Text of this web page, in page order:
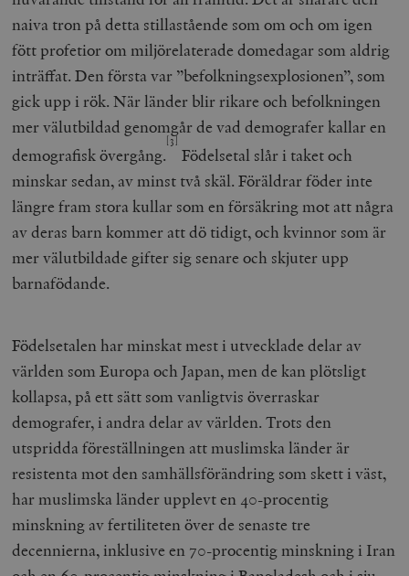
naiva tron på detta stillastående som om och om igen
fött profetior om miljörelaterade domedagar som aldrig
inträffat. Den första var ”befolkningsexplosionen”, som
gick upp i rök. När länder blir rikare och befolkningen
mer välutbildad genomgår de vad demografer kallar en
demografisk övergång.
[3]
Födelsetal slår i taket och
minskar sedan, av minst två skäl. Föräldrar föder inte
längre fram stora kullar som en försäkring mot att några
av deras barn kommer att dö tidigt, och kvinnor som är
mer välutbildade gifter sig senare och skjuter upp
barnafödande.
Födelsetalen har minskat mest i utvecklade delar av
världen som Europa och Japan, men de kan plötsligt
kollapsa, på ett sätt som vanligtvis överraskar
demografer, i andra delar av världen. Trots den
utspridda föreställningen att muslimska länder är
resistenta mot den samhällsförändring som skett i väst,
har muslimska länder upplevt en 40-procentig
minskning av fertiliteten över de senaste tre
decennierna, inklusive en 70-procentig minskning i Iran